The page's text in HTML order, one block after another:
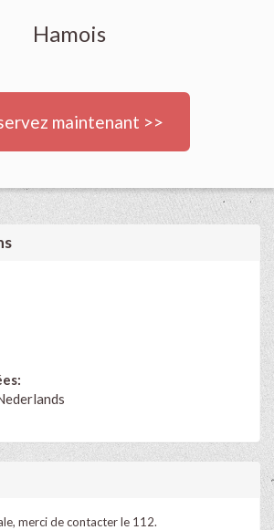
Hamois
maintenant >>
merci de contacter le 112.